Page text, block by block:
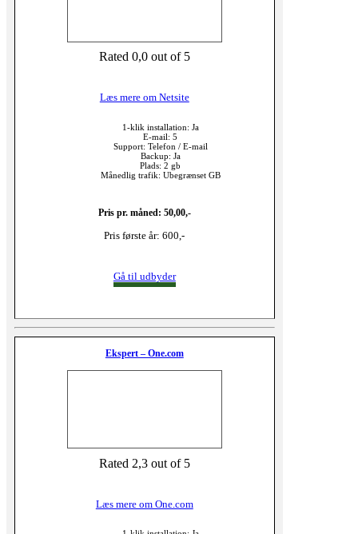
Rated 0,0 out of 5
Læs mere om Netsite
1-klik installation: Ja
E-mail: 5
Support: Telefon / E-mail
Backup: Ja
Plads: 2 gb
Månedlig trafik: Ubegrænset GB
Pris pr. måned: 50,00,-
Pris første år: 600,-
Gå til udbyder
Ekspert – One.com
Rated 2,3 out of 5
Læs mere om One.com